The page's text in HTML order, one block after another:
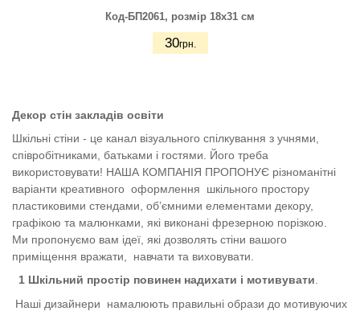
Код-БП2061, розмір 18х31 см
30грн.
Декор стін закладів освіти
Шкільні стіни - це канал візуального спілкування з учнями,
співробітниками, батьками і гостями. Його треба
використовувати! НАША КОМПАНІЯ ПРОПОНУЄ різноманітні
варіанти креативного оформлення шкільного простору
пластиковими стендами, об’ємними елементами декору,
графікою та малюнками, які виконані фрезерною порізкою.
Ми пропонуємо вам ідеї, які дозволять стіни вашого
приміщення вражати, навчати та виховувати.
1 Шкільний простір повинен надихати і мотивувати.
Наші дизайнери намалюють правильні образи до мотивуючих